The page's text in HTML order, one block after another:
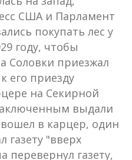
США и Парламент
покупать лес у
году, чтобы
Соловки приезжал
его приезду
на Секирной
выдали
в карцер, один
газету "вверх
перевернул газету,